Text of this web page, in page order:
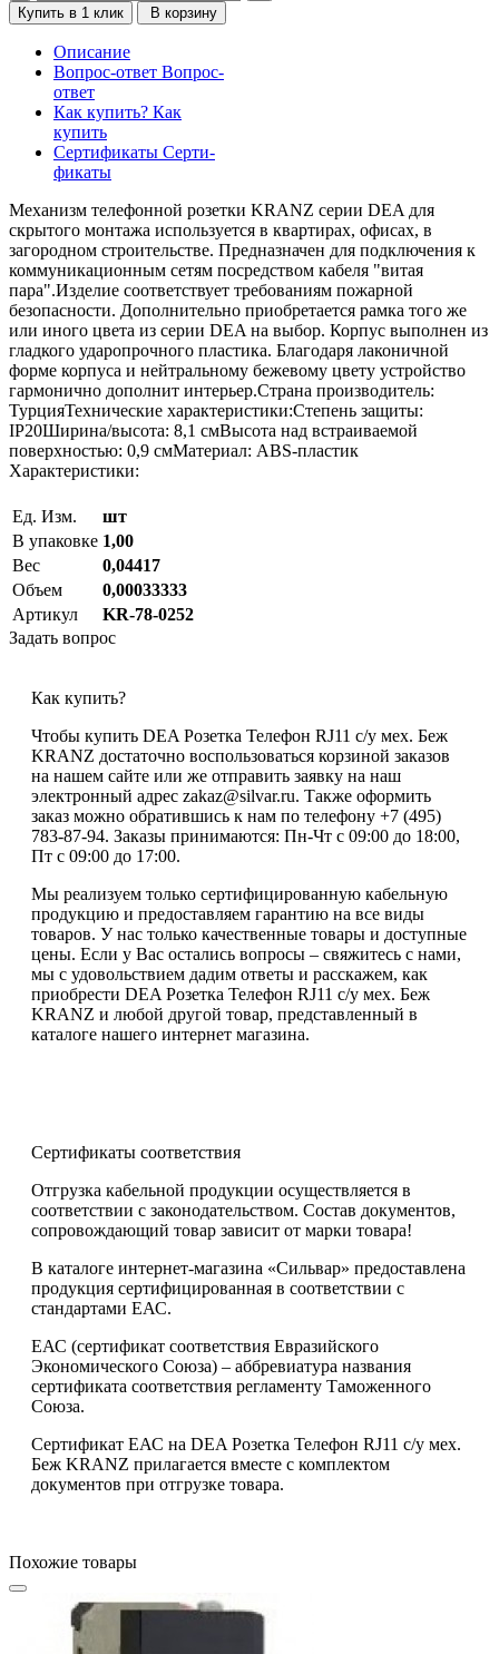
Купить в 1 клик В корзину
Описание
Вопрос-ответ Вопрос-
ответ
Как купить? Как
купить
Сертификаты Серти-
фикаты
Механизм телефонной розетки KRANZ серии DEA для
скрытого монтажа используется в квартирах, офисах, в
загородном строительстве. Предназначен для подключения к
коммуникационным сетям посредством кабеля "витая
пара".Изделие соответствует требованиям пожарной
безопасности. Дополнительно приобретается рамка того же
или иного цвета из серии DEA на выбор. Корпус выполнен из
гладкого ударопрочного пластика. Благодаря лаконичной
форме корпуса и нейтральному бежевому цвету устройство
гармонично дополнит интерьер.Страна производитель:
ТурцияТехнические характеристики:Степень защиты:
IP20Ширина/высота: 8,1 смВысота над встраиваемой
поверхностью: 0,9 смМатериал: ABS-пластик
Характеристики:
Ед. Изм.
шт
В упаковке 1,00
Вес
0,04417
Объем
0,00033333
Артикул
KR-78-0252
Задать вопрос
Как купить?
Чтобы купить DEA Розетка Телефон RJ11 с/у мех. Беж
KRANZ достаточно воспользоваться корзиной заказов
на нашем сайте или же отправить заявку на наш
электронный адрес zakaz@silvar.ru. Также оформить
заказ можно обратившись к нам по телефону +7 (495)
783-87-94. Заказы принимаются: Пн-Чт с 09:00 до 18:00,
Пт с 09:00 до 17:00.
Мы реализуем только сертифицированную кабельную
продукцию и предоставляем гарантию на все виды
товаров. У нас только качественные товары и доступные
цены. Если у Вас остались вопросы – свяжитесь с нами,
мы с удовольствием дадим ответы и расскажем, как
приобрести DEA Розетка Телефон RJ11 с/у мех. Беж
KRANZ и любой другой товар, представленный в
каталоге нашего интернет магазина.
Сертификаты соответствия
Отгрузка кабельной продукции осуществляется в
соответствии с законодательством. Состав документов,
сопровождающий товар зависит от марки товара!
В каталоге интернет-магазина «Сильвар» предоставлена
продукция сертифицированная в соответствии с
стандартами ЕАС.
ЕАС (сертификат соответствия Евразийского
Экономического Союза) – аббревиатура названия
сертификата соответствия регламенту Таможенного
Союза.
Сертификат ЕАС на DEA Розетка Телефон RJ11 с/у мех.
Беж KRANZ прилагается вместе с комплектом
документов при отгрузке товара.
Похожие товары